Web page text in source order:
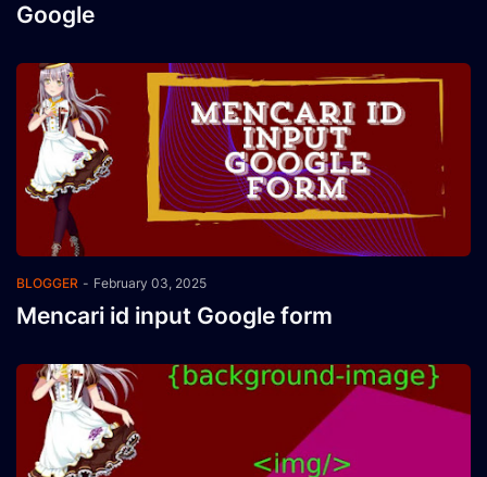
Google
BLOGGER - February 03, 2025
Mencari id input Google form